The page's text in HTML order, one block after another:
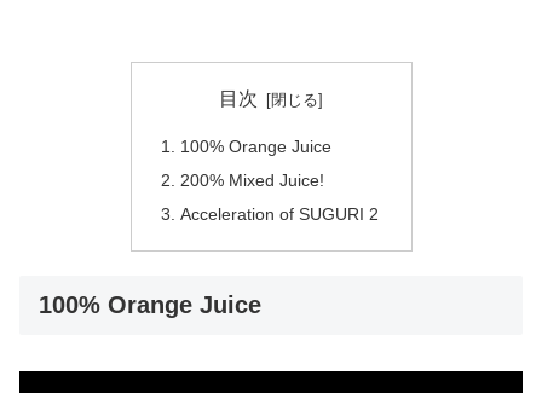
目次
100% Orange Juice
200% Mixed Juice!
Acceleration of SUGURI 2
100% Orange Juice